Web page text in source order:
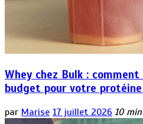
Whey chez Bulk :
budget pour votre
par Marise 17 juillet 2026 10